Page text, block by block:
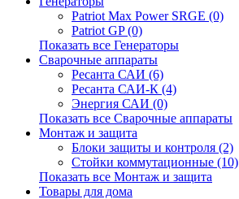
Patriot Max Power SRGE (0)
Patriot GP (0)
Показать все Генераторы
Сварочные аппараты
Ресанта САИ (6)
Ресанта САИ-К (4)
Энергия САИ (0)
Показать все Сварочные аппараты
Монтаж и защита
Блоки защиты и контроля (2)
Стойки коммутационные (10)
Показать все Монтаж и защита
Товары для дома